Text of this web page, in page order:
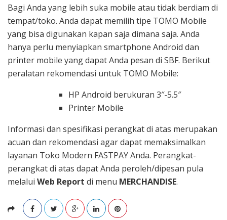
Bagi Anda yang lebih suka mobile atau tidak berdiam di
tempat/toko. Anda dapat memilih tipe TOMO Mobile
yang bisa digunakan kapan saja dimana saja. Anda
hanya perlu menyiapkan smartphone Android dan
printer mobile yang dapat Anda pesan di SBF. Berikut
peralatan rekomendasi untuk TOMO Mobile:
HP Android berukuran 3″-5.5″
Printer Mobile
Informasi dan spesifikasi perangkat di atas merupakan
acuan dan rekomendasi agar dapat memaksimalkan
layanan Toko Modern FASTPAY Anda. Perangkat-
perangkat di atas dapat Anda peroleh/dipesan pula
melalui Web Report di menu MERCHANDISE.